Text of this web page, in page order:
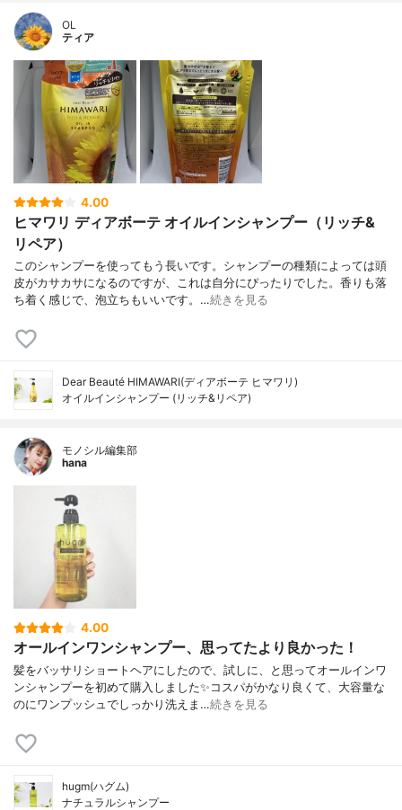
OL
ティア
4.00
ヒマワリ ディアボーテ オイルインシャンプー（リッチ&
リペア）
このシャンプーを使ってもう長いです。シャンプーの種類によっては頭
皮がカサカサになるのですが、これは自分にぴったりでした。香りも落
ち着く感じで、泡立ちもいいです。…続きを見る
Dear Beauté HIMAWARI(ディアボーテ ヒマワリ)
オイルインシャンプー (リッチ&リペア)
モノシル編集部
hana
4.00
オールインワンシャンプー、思ってたより良かった！
髪をバッサリショートヘアにしたので、試しに、と思ってオールインワ
ンシャンプーを初めて購入しました✨コスパがかなり良くて、大容量な
のにワンプッシュでしっかり洗えま…続きを見る
hugm(ハグム)
ナチュラルシャンプー